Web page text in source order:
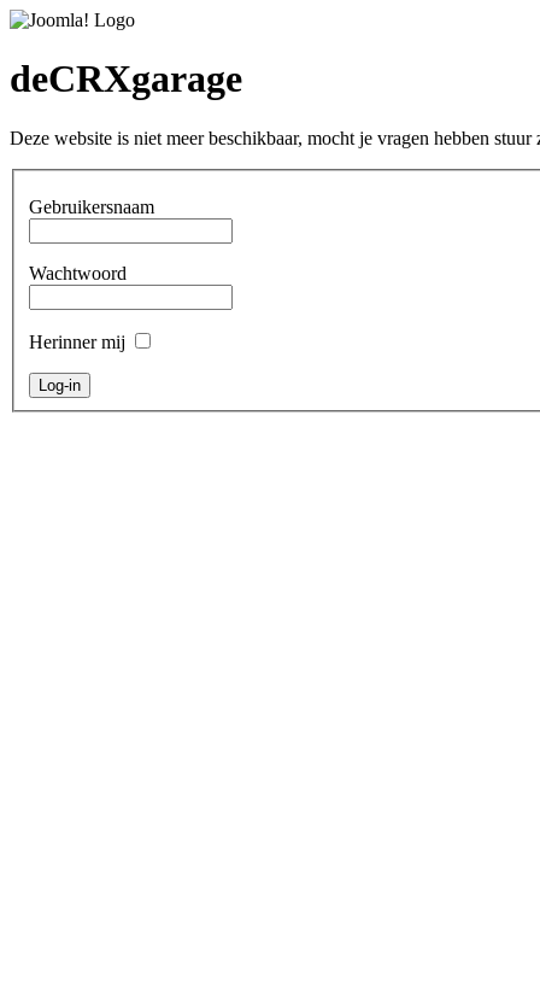
deCRXgarage
Deze website is niet meer beschikbaar, mocht je vragen hebben
Gebruikersnaam
Wachtwoord
Herinner mij